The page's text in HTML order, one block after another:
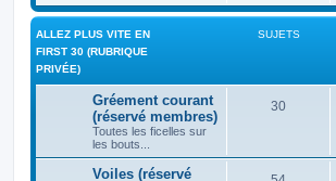
ALLEZ PLUS VITE EN
FIRST 30 (RUBRIQUE
PRIVÉE)
SUJETS
Gréement courant
(réservé membres)
Toutes les ficelles sur
les bouts...
30
Voiles (réservé